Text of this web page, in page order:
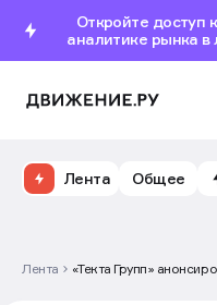
Откройте доступ
аналитике рынка в
Лента Общее
Лента
«Текта Групп»